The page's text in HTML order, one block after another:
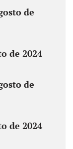
de
de 2024
de
de 2024